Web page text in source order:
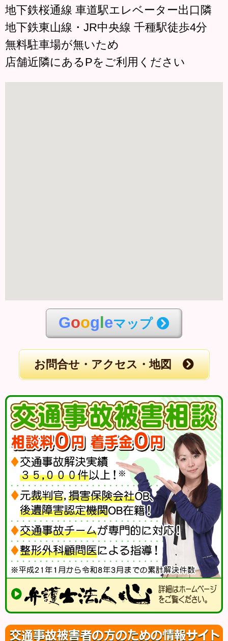
地下鉄桜通線 車道駅エレベーター出口隣
地下鉄東山線・JR中央線 千種駅徒歩4分
無料駐車場が無いため
店舗近隣にあるPをご利用ください
Googleマップ
お問合せ・アクセス・地図